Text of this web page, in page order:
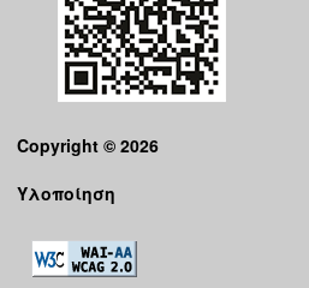
Copyright © 2026
Υλοποίηση